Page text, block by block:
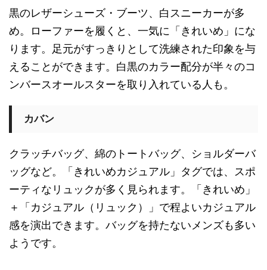
黒のレザーシューズ・ブーツ、白スニーカーが多
め。ローファーを履くと、一気に「きれいめ」にな
ります。足元がすっきりとして洗練された印象を与
えることができます。白黒のカラー配分が半々のコ
ンバースオールスターを取り入れている人も。
カバン
クラッチバッグ、綿のトートバッグ、ショルダーバ
ッグなど。「きれいめカジュアル」タグでは、スポ
ーティなリュックが多く見られます。「きれいめ」
＋「カジュアル（リュック）」で程よいカジュアル
感を演出できます。バッグを持たないメンズも多い
ようです。